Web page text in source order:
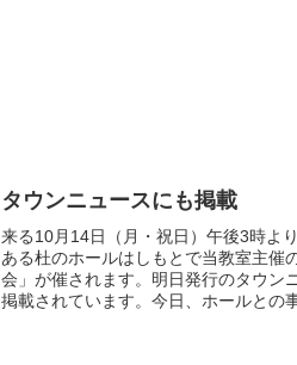
タウンニュースにも掲載
来る10月14日（月・祝日）午後3時よ
ある杜のホールはしもとで当教室主
会」が催されます。明日発行のタウン
掲載されています。今日、ホールとの